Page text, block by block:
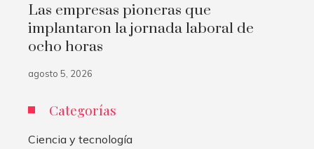
Las empresas pioneras que
implantaron la jornada laboral de
ocho horas
agosto 5, 2026
Categorías
Ciencia y tecnología